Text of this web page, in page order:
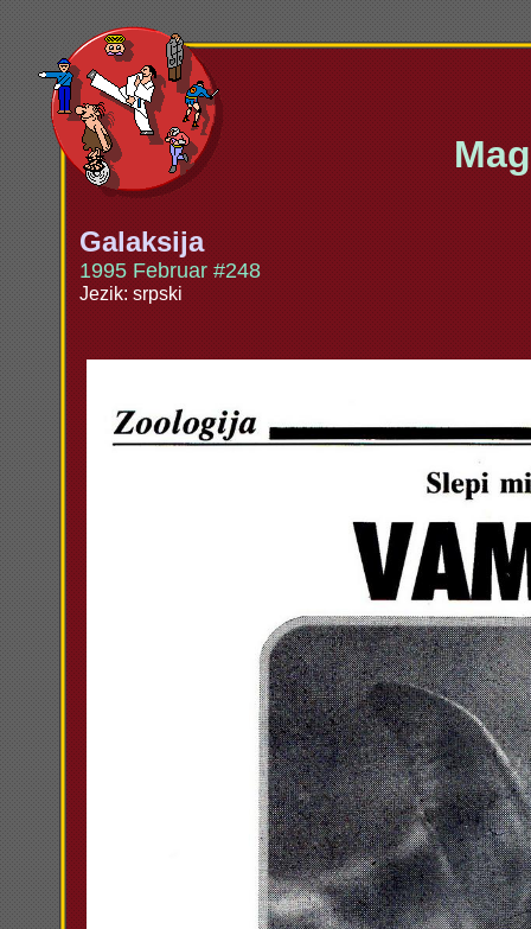
Galaksija
1995 Februar #248
Jezik: srpski